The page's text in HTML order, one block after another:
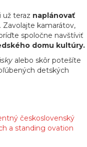
už teraz naplánovať
Zavolajte kamarátov,
spoločne navštíviť
domu kultúry.
alebo skôr potešíte
detských
československý
a standing ovation